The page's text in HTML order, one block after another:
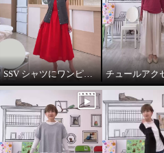
SSV シャツにワンピースをコーデしてみました。